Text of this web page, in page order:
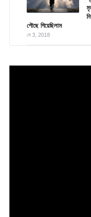
পৌছে গিয়েছিলাম
মে 3, 2018